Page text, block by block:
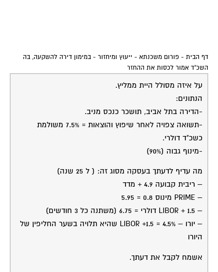
דף הבית - פורום משכנתא - ייעוץ ומיחזור - במימון דירה להשקעה, בה
השכ"ד אמור לכסות את ההחזר
על איזה מסולל היית ממליץ.
הנתונים:
-הדירה בתל אביב, תושכר כנכס מניב.
-תשואה צפויה לאחר שיפוץ והוצאות = 7.5% משולמת
כשכ"ד דולרי.
-מינוף גבוה (90%)
מה עדיף לדעתך בעסקה מסוג זה: ( ל 25 שנה)
– ריבית קבועה 4.9 + מדד
– PRIME מינוס 0.8 = 5.95
– LIBOR + 1.5 דולרי = 6.75 (משתנה כל 3 חודשים)
– יורו – %LIBOR +1.5 = 4.5 שהיא תלויה בשער החליפין של
היורו
אשמח לקבל את דעתך.